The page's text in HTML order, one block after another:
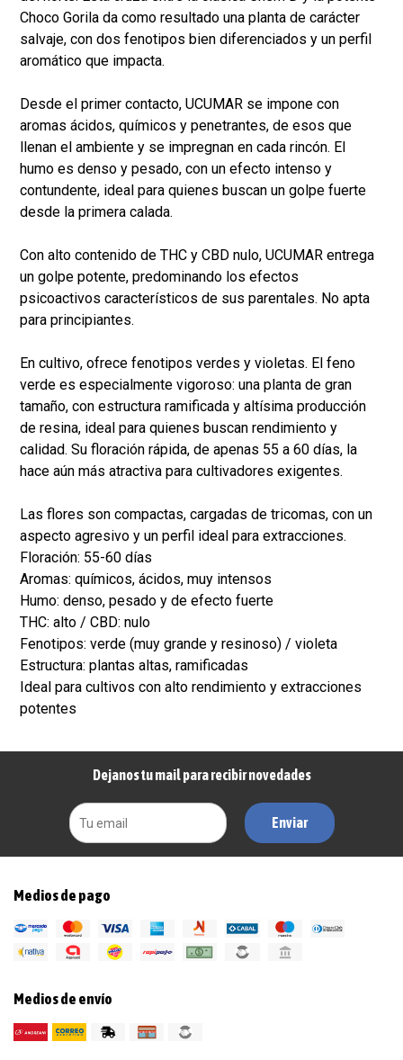
Choco Gorila da como resultado una planta de carácter
salvaje, con dos fenotipos bien diferenciados y un perfil
aromático que impacta.
Desde el primer contacto, UCUMAR se impone con
aromas ácidos, químicos y penetrantes, de esos que
llenan el ambiente y se impregnan en cada rincón. El
humo es denso y pesado, con un efecto intenso y
contundente, ideal para quienes buscan un golpe fuerte
desde la primera calada.
Con alto contenido de THC y CBD nulo, UCUMAR entrega
un golpe potente, predominando los efectos
psicoactivos característicos de sus parentales. No apta
para principiantes.
En cultivo, ofrece fenotipos verdes y violetas. El feno
verde es especialmente vigoroso: una planta de gran
tamaño, con estructura ramificada y altísima producción
de resina, ideal para quienes buscan rendimiento y
calidad. Su floración rápida, de apenas 55 a 60 días, la
hace aún más atractiva para cultivadores exigentes.
Las flores son compactas, cargadas de tricomas, con un
aspecto agresivo y un perfil ideal para extracciones.
Floración: 55-60 días
Aromas: químicos, ácidos, muy intensos
Humo: denso, pesado y de efecto fuerte
THC: alto / CBD: nulo
Fenotipos: verde (muy grande y resinoso) / violeta
Estructura: plantas altas, ramificadas
Ideal para cultivos con alto rendimiento y extracciones
potentes
Dejanos tu mail para recibir novedades
Enviar
Medios de pago
Medios de envío